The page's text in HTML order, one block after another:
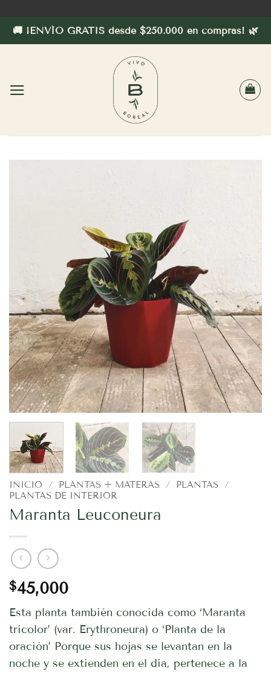
contenido
🚚 ¡ENVÍO GRATIS desde $250.000 en compras! 🌿
INICIO / PLANTAS + MATERAS / PLANTAS
/
PLANTAS DE INTERIOR
Maranta Leuconeura
$45,000
Esta planta también conocida como ‘Maranta
tricolor’ (var. Erythroneura) o ‘Planta de la
oración’ Porque sus hojas se levantan en la
noche y se extienden en el día, pertenece a la